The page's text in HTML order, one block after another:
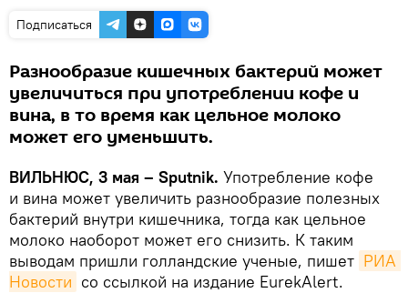
Подписаться
Разнообразие кишечных бактерий может
увеличиться при употреблении кофе и
вина, в то время как цельное молоко
может его уменьшить.
ВИЛЬНЮС, 3 мая – Sputnik. Употребление кофе
и вина может увеличить разнообразие полезных
бактерий внутри кишечника, тогда как цельное
молоко наоборот может его снизить. К таким
выводам пришли голландские ученые, пишет РИА
Новости со ссылкой на издание EurekAlert.